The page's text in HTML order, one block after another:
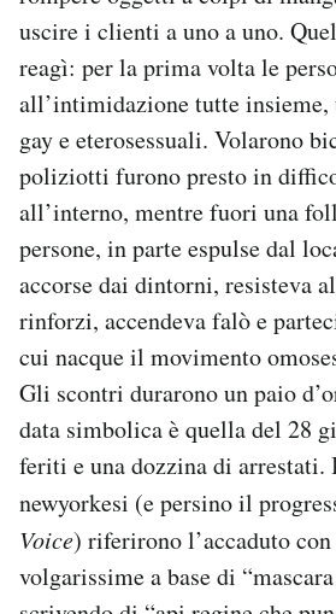
uscire i clienti a uno a uno.
reagì: per la prima volta le
all’intimidazione tutte insieme,
gay e eterosessuali. Volarono
poliziotti furono presto in
all’interno, mentre fuori una
persone, in parte espulse dal
accorse dai dintorni, resisteva
rinforzi, accendeva falò e
cui nacque il movimento
Gli scontri durarono un paio
data simbolica è quella del 28
feriti e una dozzina di
newyorkesi (e persino il
Voice) riferirono l’accaduto
volgarissime a base di